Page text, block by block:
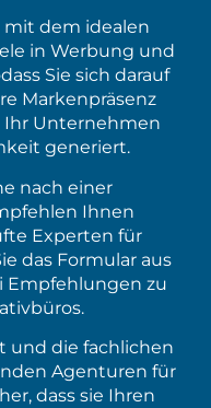
mit dem idealen
in Werbung und
Sie sich darauf
Markenpräsenz
Unternehmen
generiert.
nach einer
Ihnen
Experten für
das Formular aus
Empfehlungen zu
und die fachlichen
Agenturen für
dass sie Ihren